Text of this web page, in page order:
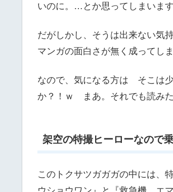
いのに。…とか思ってしまいます
だがしかし、そうは出来ない気
マンガの面白さが無く成ってし
なので、気になる方は そこは
か？！ｗ まあ。それでも読み
架空の特撮ヒーローなので
このトクサツガガガの中には、